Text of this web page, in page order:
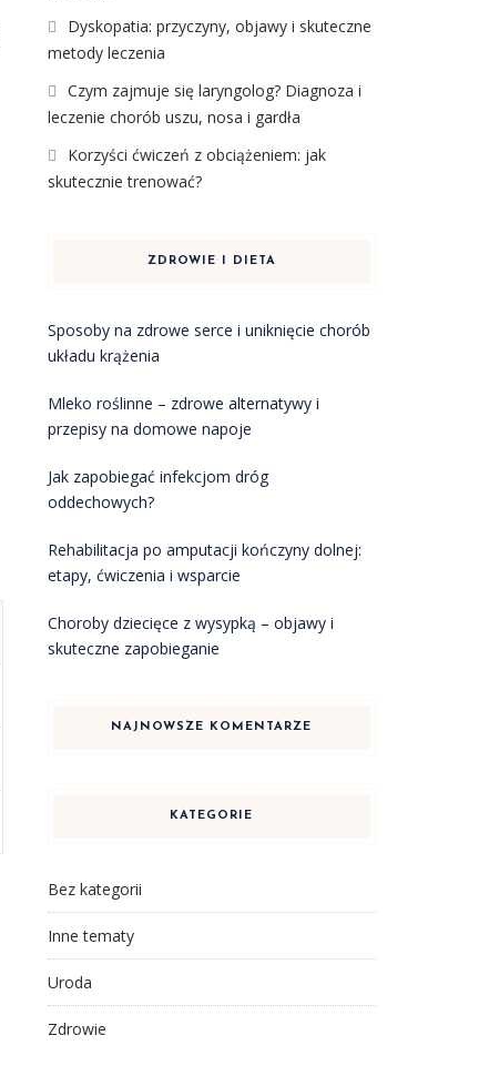
Dyskopatia: przyczyny, objawy i skuteczne
metody leczenia
Czym zajmuje się laryngolog? Diagnoza i
leczenie chorób uszu, nosa i gardła
Korzyści ćwiczeń z obciążeniem: jak
skutecznie trenować?
ZDROWIE I DIETA
Sposoby na zdrowe serce i uniknięcie chorób
układu krążenia
Mleko roślinne – zdrowe alternatywy i
przepisy na domowe napoje
Jak zapobiegać infekcjom dróg
oddechowych?
Rehabilitacja po amputacji kończyny dolnej:
etapy, ćwiczenia i wsparcie
Choroby dziecięce z wysypką – objawy i
skuteczne zapobieganie
NAJNOWSZE KOMENTARZE
KATEGORIE
Bez kategorii
Inne tematy
Uroda
Zdrowie